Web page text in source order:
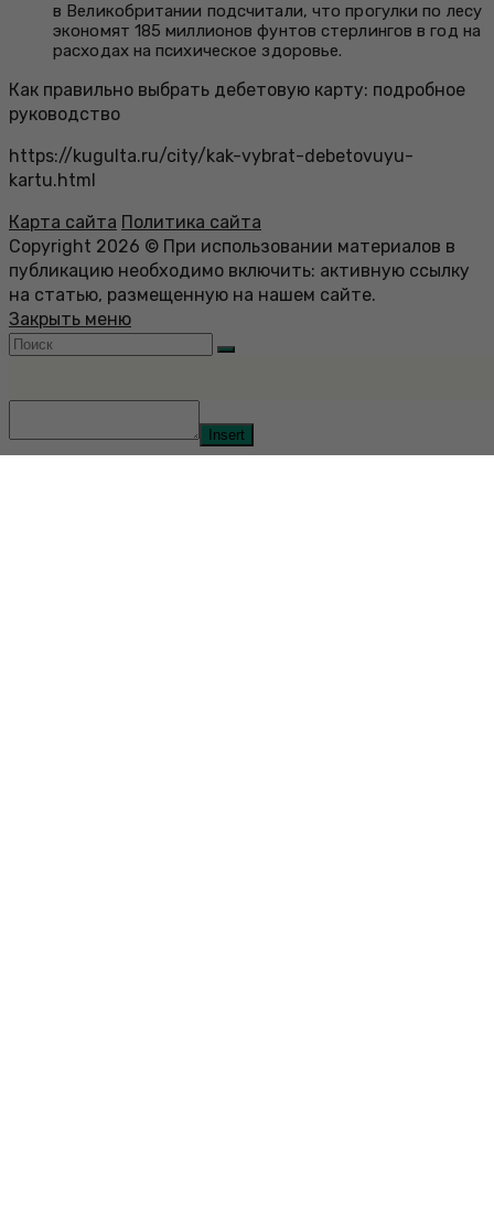
в Великобритании подсчитали, что прогулки по лесу
экономят 185 миллионов фунтов стерлингов в год на
расходах на психическое здоровье.
Как правильно выбрать дебетовую карту: подробное
руководство
https://kugulta.ru/city/kak-vybrat-debetovuyu-
kartu.html
Карта сайта Политика сайта
Copyright 2026 © При использовании материалов в
публикацию необходимо включить: активную ссылку
на статью, размещенную на нашем сайте.
Закрыть меню
Insert